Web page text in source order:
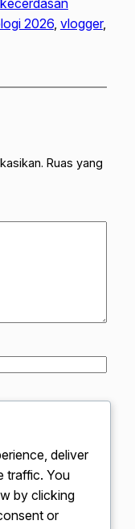
kecerdasan
2026, vlogger
Ruas yang
saya pada
berikutnya.
deliver
traffic. You
by clicking
or